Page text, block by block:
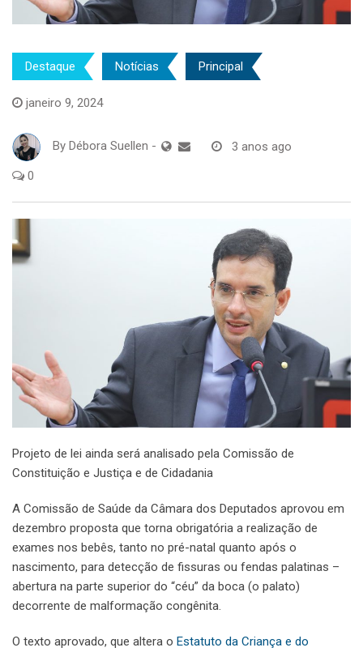
Destaque Notícias Principal
janeiro 9, 2024
By Débora Suellen - 3 anos ago
0
Projeto de lei ainda será analisado pela Comissão de
Constituição e Justiça e de Cidadania
A Comissão de Saúde da Câmara dos Deputados aprovou em
dezembro proposta que torna obrigatória a realização de
exames nos bebês, tanto no pré-natal quanto após o
nascimento, para detecção de fissuras ou fendas palatinas –
abertura na parte superior do “céu” da boca (o palato)
decorrente de malformação congênita.
O texto aprovado, que altera o Estatuto da Criança e do